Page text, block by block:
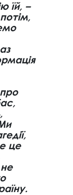
їй, –
це